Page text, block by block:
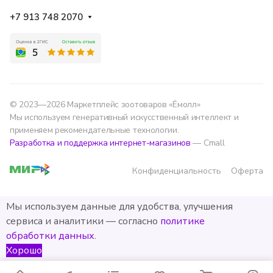
+7 913 748 2070
© 2023—2026 Маркетплейс зоотоваров «Ёмолл»
Мы используем генеративный искусственный интеллект и
применяем рекомендательные технологии.
Разработка и поддержка интернет-магазинов — Cmall
Конфиденциальность Оферта
Мы используем данные для удобства, улучшения
сервиса и аналитики — согласно политике
обработки данных.
Хорошо